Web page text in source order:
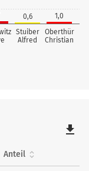
Stuiber
Alfred
Oberthür
Christian
0,6 1,0
file_download
Anteil